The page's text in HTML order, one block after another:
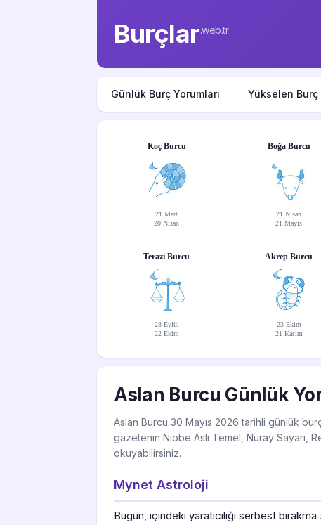
Burçlar.web.tr
Günlük Burç Yorumları Yükselen Burç
Koç Burcu
21 Mart
20 Nisan
Boğa Burcu
21 Nisan
21 Mayıs
Terazi Burcu
23 Eylül
22 Ekim
Akrep Burcu
23 Ekim
21 Kasım
Aslan Burcu Günlük
Aslan Burcu 30 Mayıs 2026 tarihli günlük
gazetenin Niobe Aslı Temel, Nuray Sayarı,
okuyabilirsiniz.
Mynet Astroloji
Bugün, içindeki yaratıcılığı serbest